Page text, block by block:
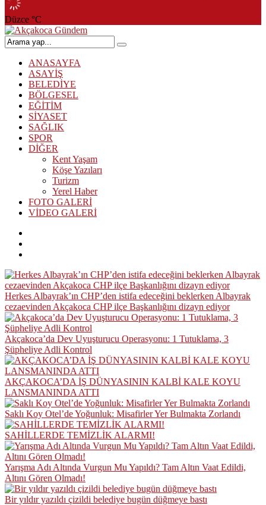
Düzce °C
ANASAYFA
ASAYİŞ
BELEDİYE
BÖLGESEL
EĞİTİM
SİYASET
SAĞLIK
SPOR
DİĞER
Kent Yaşam
Köşe Yazıları
Turizm
Yerel Haber
FOTO GALERİ
VİDEO GALERİ
Herkes Albayrak’ın CHP’den istifa edeceğini beklerken Albayrak
cezaevinden Akçakoca CHP ilçe Başkanlığını dizayn ediyor
Akçakoca’da Dev Uyuşturucu Operasyonu: 1 Tutuklama, 3
Şüpheliye Adli Kontrol
AKÇAKOCA’DA İŞ DÜNYASININ KALBİ KALE KOYU
LANSMANINDA ATTI
Saklı Koy Otel’de Yoğunluk: Misafirler Yer Bulmakta Zorlandı
SAHİLLERDE TEMİZLİK ALARMI!
Yarışma Adı Altında Vurgun Mu Yapıldı? Tam Altın Vaat Edildi,
Altını Gören Olmadı!
Bir yıldır yazıldı çizildi belediye bugün düğmeye bastı